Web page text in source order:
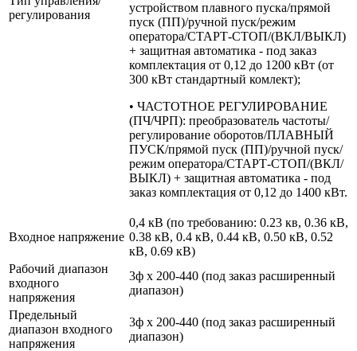
регулирования
устройством плавного пуска/прямой
пуск (ПП)/ручной пуск/режим
оператора/СТАРТ-СТОП/(ВКЛ/ВЫКЛ)
+ защитная автоматика - под заказ
комплектация от 0,12 до 1200 кВт (от
300 кВт стандартный комлект);
• ЧАСТОТНОЕ РЕГУЛИРОВАНИЕ
(ПЧ/ЧРП): преобразователь частоты/
регулирование оборотов/ПЛАВНЫЙ
ПУСК/прямой пуск (ПП)/ручной пуск/
режим оператора/СТАРТ-СТОП/(ВКЛ/
ВЫКЛ) + защитная автоматика - под
заказ комплектация от 0,12 до 1400 кВт.
Входное напряжение
0,4 кВ (по требованию: 0.23 кв, 0.36 кВ,
0.38 кВ, 0.4 кВ, 0.44 кВ, 0.50 кВ, 0.52
кВ, 0.69 кВ)
Рабочий диапазон
входного
напряжения
3ф х 200-440 (под заказ расширенный
диапазон)
Предельный
диапазон входного
напряжения
3ф х 200-440 (под заказ расширенный
диапазон)